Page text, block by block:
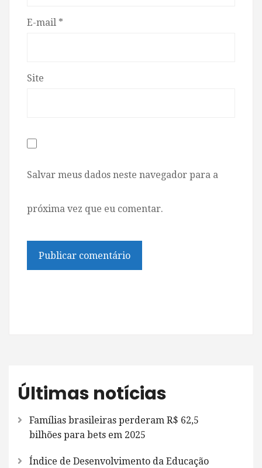
E-mail *
Site
Salvar meus dados neste navegador para a
próxima vez que eu comentar.
Últimas notícias
Famílias brasileiras perderam R$ 62,5
bilhões para bets em 2025
Índice de Desenvolvimento da Educação